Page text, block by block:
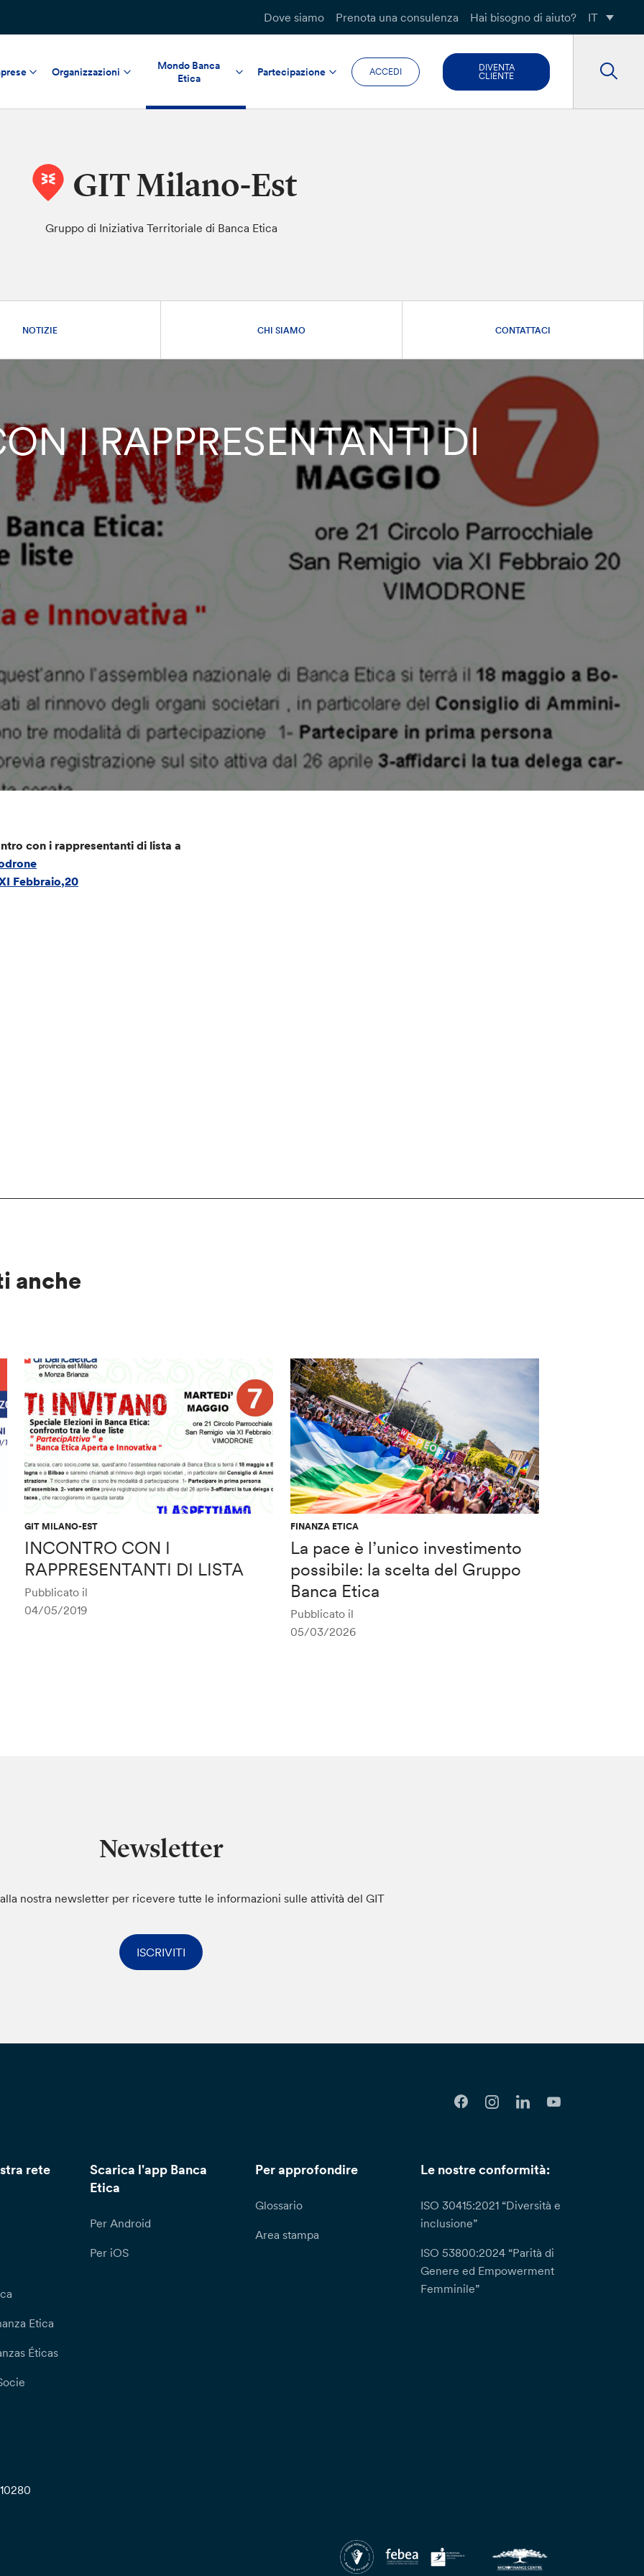
Dove siamo Prenota una consulenza Hai bisogno di aiuto? IT
Organizzazioni
Mondo Banca
Etica
Partecipazione ACCEDI
DIVENTA
CLIENTE
GIT Milano-Est
Gruppo di Iniziativa Territoriale di Banca Etica
NOTIZIE CHI SIAMO CONTATTACI
I RAPPRESENTANTI DI
@45.5134667,9.2835263,17z/
con i rappresentanti di lista a
Febbraio,20
anche
GIT MILANO-EST
INCONTRO CON I
RAPPRESENTANTI DI LISTA
Pubblicato il
04/05/2019
FINANZA ETICA
La pace è l’unico investimento
possibile: la scelta del Gruppo
Banca Etica
Pubblicato il
05/03/2026
Newsletter
nostra newsletter per ricevere tutte le informazioni sulle attività del GIT
ISCRIVITI
rete
Etica
Éticas
Scarica l'app Banca
Etica
Per Android
Per iOS
Per approfondire
Glossario
Area stampa
Le nostre conformità:
ISO 30415:2021 “Diversità e
inclusione”
ISO 53800:2024 “Parità di
Genere ed Empowerment
Femminile”